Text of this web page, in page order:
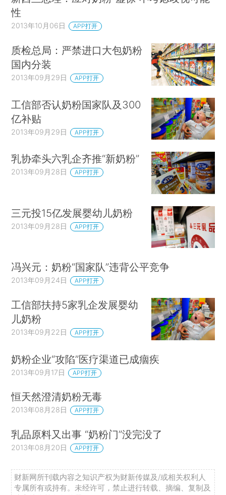
性
2013年10月06日 APP打开
质检总局：严禁进口大包奶粉
国内分装
2013年09月29日 APP打开
工信部否认奶粉国家队及300
亿补贴
2013年09月29日 APP打开
乳协牵头六乳企齐推“新奶粉”
2013年09月28日 APP打开
三元投15亿发展婴幼儿奶粉
2013年09月28日 APP打开
冯兴元：奶粉“国家队”违背公平竞争
2013年09月24日 APP打开
工信部扶持5家乳企发展婴幼
儿奶粉
2013年09月22日 APP打开
奶粉企业“攻陷”医疗渠道已成痼疾
2013年09月17日 APP打开
恒天然澄清奶粉无毒
2013年08月28日 APP打开
乳品原料又出事 “奶粉门”没完没了
2013年08月20日 APP打开
财新网所刊载内容之知识产权为财新传媒及/或相关权利人
专属所有或持有。未经许可，禁止进行转载、摘编、复制及